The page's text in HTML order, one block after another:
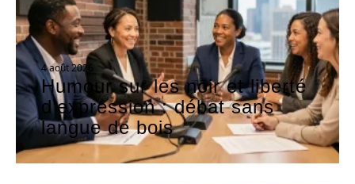
4 août 2026
Humour sur les noir et liberté
d’expression : débat sans
langue de bois